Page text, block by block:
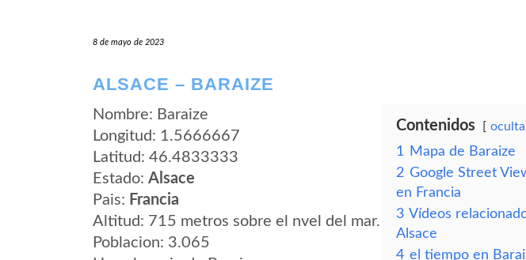
8 de mayo de 2023
ALSACE – BARAIZE
Nombre: Baraize
Longitud: 1.5666667
Latitud: 46.4833333
Estado: Alsace
Pais: Francia
Altitud: 715 metros sobre el nvel del mar.
Poblacion: 3.065
Contenidos
1
Mapa de Baraize
2 Google Street
en Francia
3 Vídeos
Alsace
4 el tiempo en